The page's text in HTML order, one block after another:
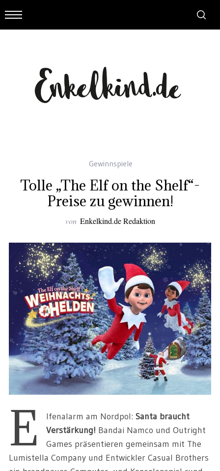
Gewinnspiele
Tolle „The Elf on the Shelf“-
Preise zu gewinnen!
von Enkelkind.de Redaktion
E lfenalarm am Nordpol: Santa braucht
Verstärkung! Bandai Namco und Outright
Games präsentieren gemeinsam mit The
Lumistella Company und Entwickler Casual Brothers